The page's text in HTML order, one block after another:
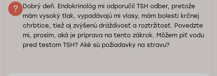
Dobrý deň. Endokrinológ mi odporučil TSH odber, pretože
mám vysoký tlak, vypadávajú mi vlasy, mám bolesti krčnej
chrbtice, tiež aj zvýšenú dráždivosť a roztržitosť. Povedzte
mi, prosím, aká je príprava na tento zákrok. Môžem piť vodu
pred testom TSH? Aké sú požiadavky na stravu?